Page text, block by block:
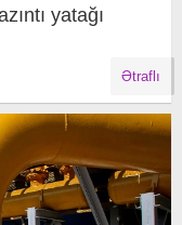
yatağı
Ətraflı